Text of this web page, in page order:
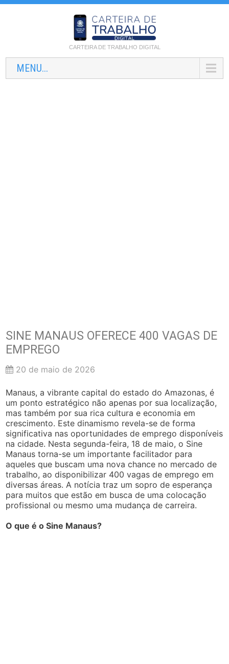
CARTEIRA DE TRABALHO DIGITAL
MENU...
SINE MANAUS OFERECE 400 VAGAS DE
EMPREGO
20 de maio de 2026
Manaus, a vibrante capital do estado do Amazonas, é
um ponto estratégico não apenas por sua localização,
mas também por sua rica cultura e economia em
crescimento. Este dinamismo revela-se de forma
significativa nas oportunidades de emprego disponíveis
na cidade. Nesta segunda-feira, 18 de maio, o Sine
Manaus torna-se um importante facilitador para
aqueles que buscam uma nova chance no mercado de
trabalho, ao disponibilizar 400 vagas de emprego em
diversas áreas. A notícia traz um sopro de esperança
para muitos que estão em busca de uma colocação
profissional ou mesmo uma mudança de carreira.
O que é o Sine Manaus?